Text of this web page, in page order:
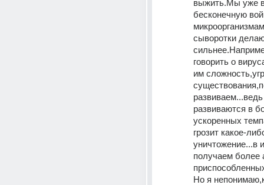
выжить.Мы уже
бесконечную
сыворотки
говорить о
им
развиваются в
ускоренных
грозит какое-
уничтожение...в
получаем более
Но я